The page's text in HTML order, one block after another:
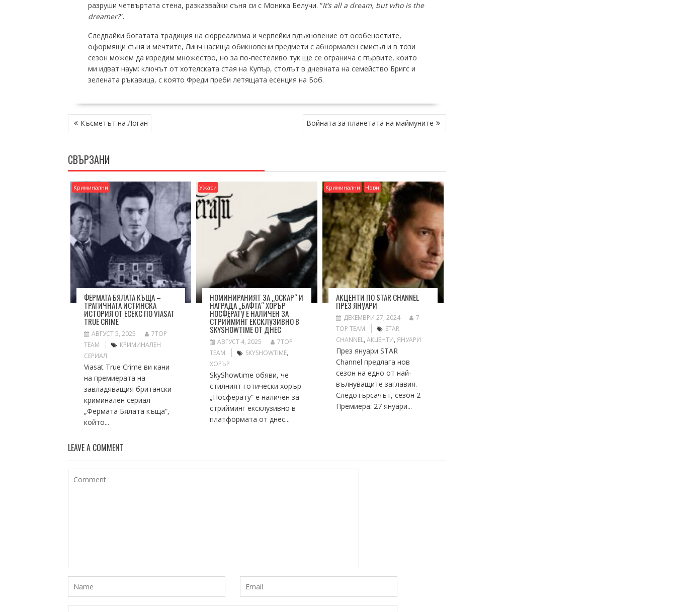
разруши четвъртата стена, разказвайки съня си с Моника Белучи. “It’s all a dream, but who is the
dreamer?”.
Следвайки богатата традиция на сюрреализма и черпейки вдъхновение от особеностите,
оформящи съня и мечтите, Линч насища обикновени предмети с абнормален смисъл и в този
сезон можем да изредим множество, но за по-пестеливо тук ще се огранича с първите, които
ми идват наум: ключът от хотелската стая на Купър, столът в дневната на семейство Бригс и
зелената ръкавица, с която Фреди преби летящата есенция на Боб.
НАВИГАЦИЯ
Късметът на Логан Войната за планетата на маймуните
СВЪРЗАНИ
Криминални
ФЕРМАТА БЯЛАТА КЪЩА –
ТРАГИЧНАТА ИСТИНСКА
ИСТОРИЯ ОТ ЕСЕКС ПО VIASAT
TRUE CRIME
АВГУСТ 5, 2025
7TOP
TEAM
КРИМИНАЛЕН
СЕРИАЛ
Viasat True Crime ви кани
на премиерата на
завладяващия британски
криминален сериал
„Фермата Бялата къща“,
който...
Ужаси
НОМИНИРАНИЯТ ЗА „ОСКАР“ И
НАГРАДА „БАФТА“ ХОРЪР
НОСФЕРАТУ Е НАЛИЧЕН ЗА
СТРИЙМИНГ ЕКСКЛУЗИВНО В
SKYSHOWTIME ОТ ДНЕС
АВГУСТ 4, 2025
7TOP
TEAM
SKYSHOWTIME,
ХОРЪР
SkyShowtime обяви, че
стилният готически хорър
„Носферату“ е наличен за
стрийминг ексклузивно в
платформата от днес...
Криминални Нови
АКЦЕНТИ ПО STAR CHANNEL
ПРЕЗ ЯНУАРИ
ДЕКЕМВРИ 27, 2024
7
TOP TEAM
STAR
CHANNEL,АКЦЕНТИ,ЯНУАРИ
През януари STAR
Channel предлага нов
сезон на едно от най-
вълнуващите заглавия.
Следотърсачът, сезон 2
Премиера: 27 януари...
LEAVE A COMMENT